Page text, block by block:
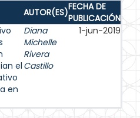
AUTOR(ES)FECHA DE
PUBLICACIÓN
el
en
Diana
Michelle
Rivera
Castillo
1-jun-2019